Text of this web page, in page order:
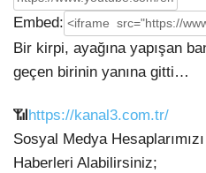
Embed:
Bir kirpi, ayağına yapışan
geçen birinin yanına gitti…
📶https://kanal3.com.tr/
Sosyal Medya
Haberleri Alabilirsiniz;